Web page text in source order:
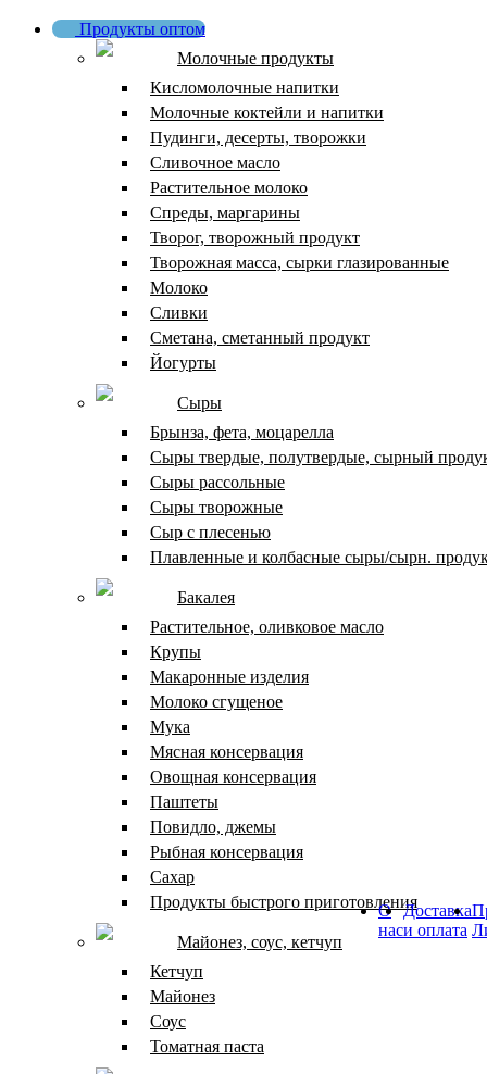
Продукты оптом
Молочные продукты
Кисломолочные напитки
Молочные коктейли и напитки
Пудинги, десерты, творожки
Сливочное масло
Растительное молоко
Спреды, маргарины
Творог, творожный продукт
Творожная масса, сырки глазированные
Молоко
Сливки
Сметана, сметанный продукт
Йогурты
Сыры
Брынза, фета, моцарелла
Сыры твердые, полутвердые, сырный
Сыры рассольные
Сыры творожные
Сыр с плесенью
Плавленные и колбасные сыры/сырн.
Бакалея
Растительное, оливковое масло
Крупы
Макаронные изделия
Молоко сгущеное
Мука
Мясная консервация
Овощная консервация
Паштеты
Повидло, джемы
Рыбная консервация
Сахар
Продукты быстрого приготовления
Майонез, соус, кетчуп
Кетчуп
Майонез
Соус
Томатная паста
О
нас
Доставка
и оплата